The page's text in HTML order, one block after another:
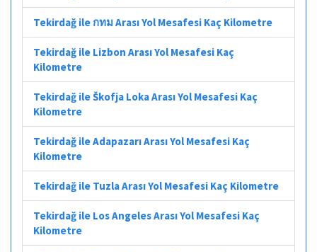
Tekirdağ ile กทม Arası Yol Mesafesi Kaç Kilometre
Tekirdağ ile Lizbon Arası Yol Mesafesi Kaç
Kilometre
Tekirdağ ile Škofja Loka Arası Yol Mesafesi Kaç
Kilometre
Tekirdağ ile Adapazarı Arası Yol Mesafesi Kaç
Kilometre
Tekirdağ ile Tuzla Arası Yol Mesafesi Kaç Kilometre
Tekirdağ ile Los Angeles Arası Yol Mesafesi Kaç
Kilometre